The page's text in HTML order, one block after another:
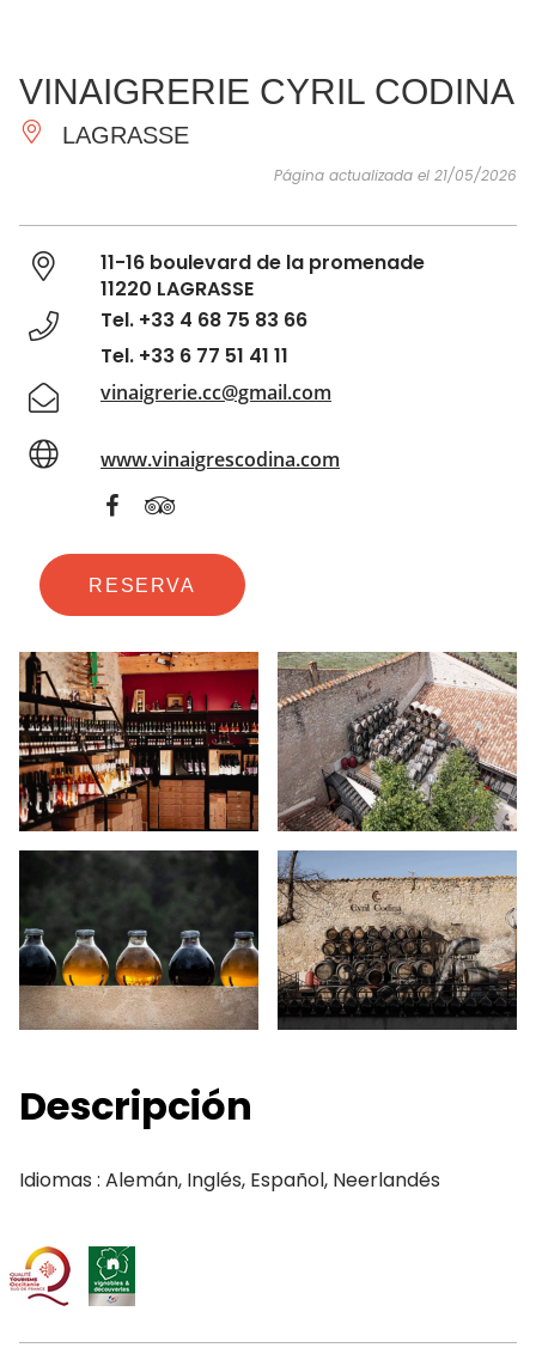
IMPRESCINDIBLES
HACER
INSPIRACIONES
VINAIGRERIE CYRIL CODINA
LAGRASSE
Página actualizada el 21/05/2026
11-16 boulevard de la promenade
11220 LAGRASSE
Tel. +33 4 68 75 83 66
Tel. +33 6 77 51 41 11
vinaigrerie.cc@gmail.com
www.vinaigrescodina.com
RESERVA
Descripción
Idiomas : Alemán, Inglés, Español, Neerlandés